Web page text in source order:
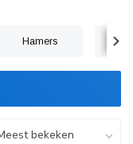
Hamers